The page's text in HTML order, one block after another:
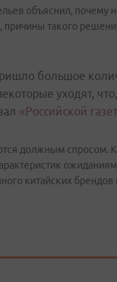
объяснил, почему
такого
большое
уходят,
«Российской
должным спросом.
китайских